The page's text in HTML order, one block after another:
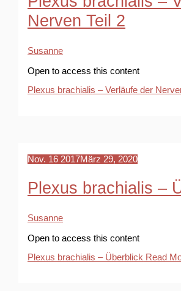
Nerven Teil 2
Susanne
Open to access this content
Plexus brachialis – Verläufe der
Nov. 16 2017März 29, 2020
Plexus brachialis –
Susanne
Open to access this content
Plexus brachialis – Überblick Read